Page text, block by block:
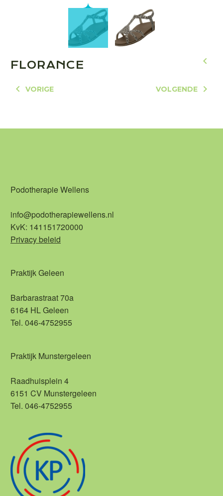
FLORANCE
VORIGE VOLGENDE
Podotherapie Wellens
info@podotherapiewellens.nl
KvK: 141151720000
Privacy beleid
Praktijk Geleen
Barbarastraat 70a
6164 HL Geleen
Tel. 046-4752955
Praktijk Munstergeleen
Raadhuisplein 4
6151 CV Munstergeleen
Tel. 046-4752955